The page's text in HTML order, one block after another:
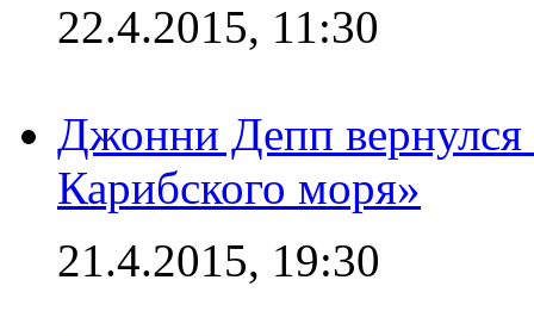
22.4.2015, 11:30
Джонни Депп
Карибского моря»
21.4.2015, 19:30